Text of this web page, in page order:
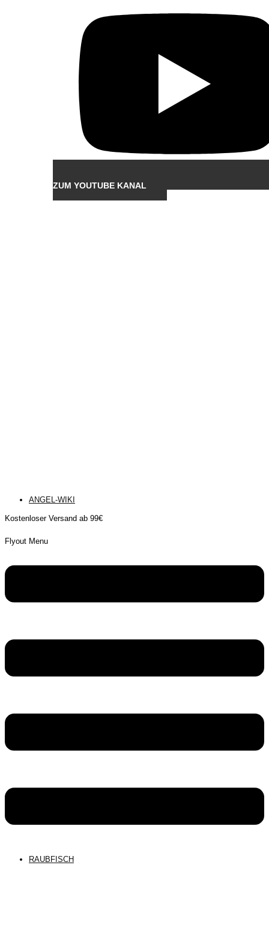
ZUM YOUTUBE KANAL
ANGEL-WIKI
Kostenloser Versand ab 99€
Flyout Menu
RAUBFISCH